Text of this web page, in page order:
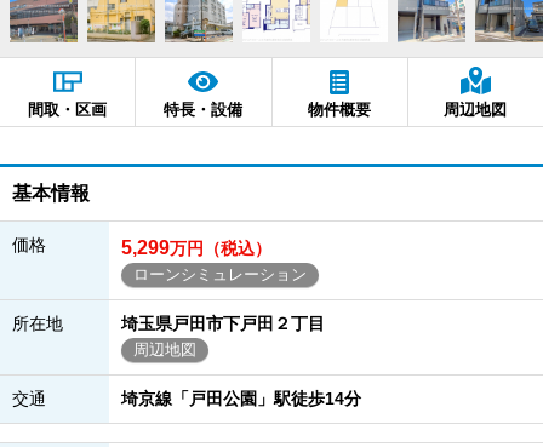
間取・区画 特長・設備 物件概要 周辺地図
基本情報
価格 5,299万円（税込）
ローンシミュレーション
所在地 埼玉県戸田市下戸田２丁目
周辺地図
交通 埼京線「戸田公園」駅徒歩14分